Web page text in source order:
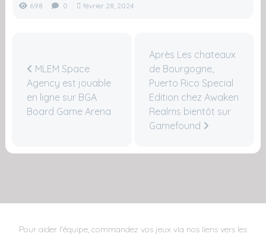
698 0 février 28, 2024
MLEM Space
Agency est jouable
en ligne sur BGA
Board Game Arena
Après Les chateaux
de Bourgogne,
Puerto Rico Special
Edition chez Awaken
Realms bientôt sur
Gamefound
Pour aider l'équipe, commandez vos jeux via nos liens vers les